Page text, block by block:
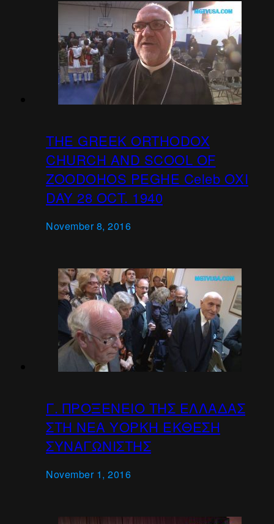
THE GREEK ORTHODOX
CHURCH AND SCOOL OF
ZOODOHOS PEGHE Celeb ΟΧΙ
DAY 28 OCT. 1940
November 8, 2016
Γ. ΠΡΟΞΕΝΕΙΟ ΤΗΣ ΕΛΛΑΔΑΣ
ΣΤΗ ΝΕΑ ΥΟΡΚΗ ΕΚΘΕΣΗ
ΣΥΝΑΓΩΝΙΣΤΗΣ
November 1, 2016